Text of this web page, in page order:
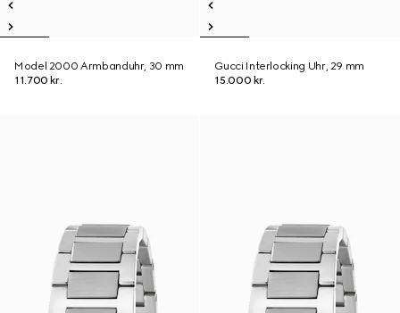
Model 2000 Armbanduhr, 30 mm
11.700 kr.
Gucci Interlocking Uhr, 29 mm
15.000 kr.